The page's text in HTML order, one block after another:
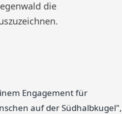
die
Engagement für
auf der Südhalbkugel",